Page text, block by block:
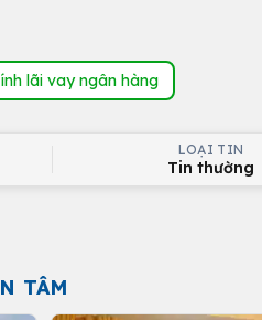
lãi vay ngân hàng
LOẠI TIN
Tin thường
TÂM